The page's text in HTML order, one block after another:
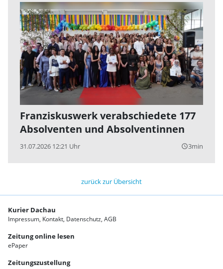
Franziskuswerk verabschiedete 177
Absolventen und Absolventinnen
31.07.2026 12:21 Uhr query_builder3min
zurück zur Übersicht
Kurier Dachau
Impressum Kontakt Datenschutz AGB
Zeitung online lesen
ePaper
Zeitungszustellung